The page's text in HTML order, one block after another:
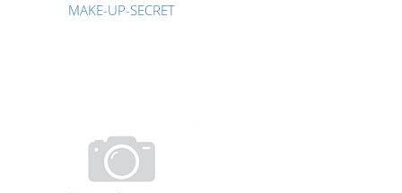
MAKE-UP-SECRET